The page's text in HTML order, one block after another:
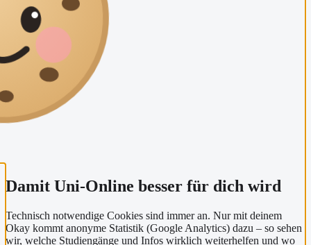
Damit Uni-Online besser für dich wird
Technisch notwendige Cookies sind immer an. Nur mit deinem
Okay kommt anonyme Statistik (Google Analytics) dazu – so sehen
wir, welche Studiengänge und Infos wirklich weiterhelfen und wo